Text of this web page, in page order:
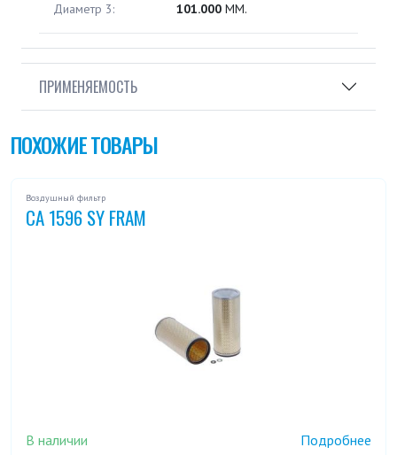
Диаметр 3: 101.000 ММ.
ПРИМЕНЯЕМОСТЬ
ПОХОЖИЕ ТОВАРЫ
Воздушный фильтр
CA 1596 SY FRAM
В наличии Подробнее